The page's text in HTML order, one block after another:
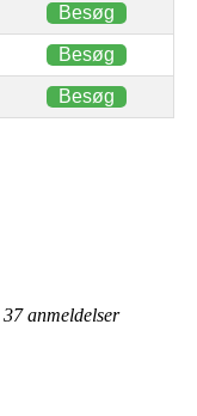
Besøg
Besøg
Besøg
37anmeldelser